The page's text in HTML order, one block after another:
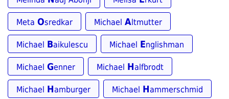
Meta Osredkar Michael Altmutter
Michael Baikulescu Michael Englishman
Michael Genner Michael Halfbrodt
Michael Hamburger Michael Hammerschmid